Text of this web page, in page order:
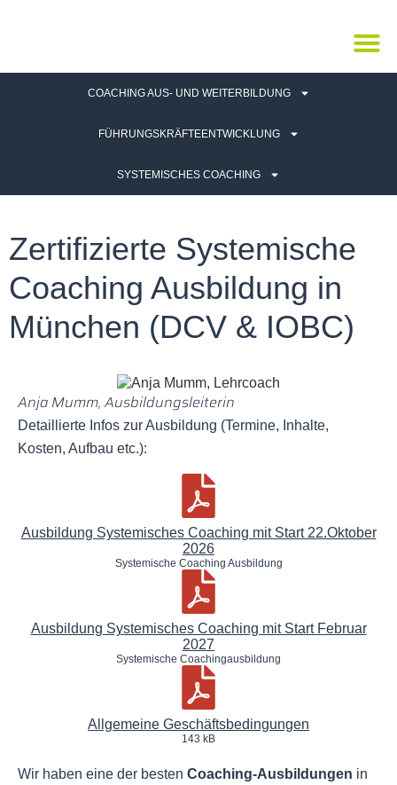
COACHING AUS- UND WEITERBILDUNG
FÜHRUNGSKRÄFTEENTWICKLUNG
SYSTEMISCHES COACHING
Zertifizierte Systemische
Coaching Ausbildung in
München (DCV & IOBC)
Anja Mumm, Ausbildungsleiterin
Detaillierte Infos zur Ausbildung (Termine, Inhalte,
Kosten, Aufbau etc.):
Ausbildung Systemisches Coaching mit Start 22.Oktober
2026
Systemische Coaching Ausbildung
Ausbildung Systemisches Coaching mit Start Februar
2027
Systemische Coachingausbildung
Allgemeine Geschäftsbedingungen
143 kB
Wir haben eine der besten Coaching-Ausbildungen in